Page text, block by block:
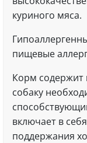
куриного мяса.
пищевые
Корм
собаку
включает в
поддержания